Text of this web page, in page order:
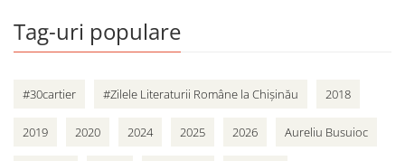
Tag-uri populare
#30cartier #Zilele Literaturii Române la Chișinău 2018
2019 2020 2024 2025 2026 Aureliu Busuioc